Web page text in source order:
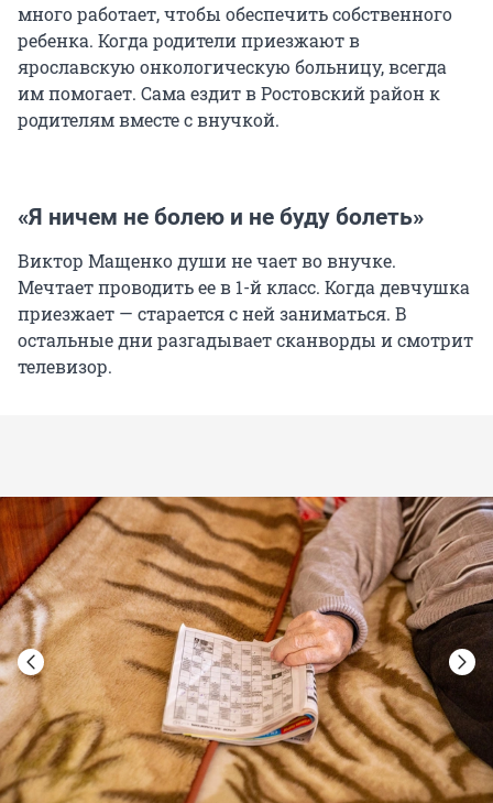
много работает, чтобы обеспечить собственного
ребенка. Когда родители приезжают в
ярославскую онкологическую больницу, всегда
им помогает. Сама ездит в Ростовский район к
родителям вместе с внучкой.
«Я ничем не болею и не буду болеть»
Виктор Мащенко души не чает во внучке.
Мечтает проводить ее в 1-й класс. Когда девчушка
приезжает — старается с ней заниматься. В
остальные дни разгадывает сканворды и смотрит
телевизор.